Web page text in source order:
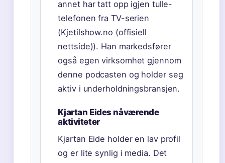
annet har tatt opp igjen tulle-
telefonen fra TV-serien
(Kjetilshow.no (offisiell
nettside)). Han markedsfører
også egen virksomhet gjennom
denne podcasten og holder seg
aktiv i underholdningsbransjen.
Kjartan Eides nåværende
aktiviteter
Kjartan Eide holder en lav profil
og er lite synlig i media. Det